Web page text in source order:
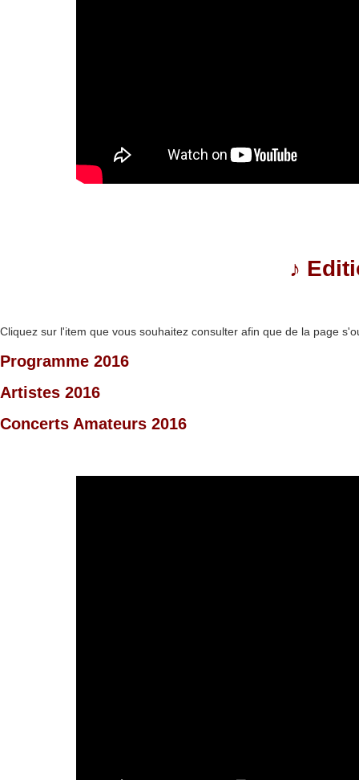
♪
Cliquez sur l'item que vous souhaitez consulter afin que de la page
Programme 2016
Artistes 2016
Concerts Amateurs 2016